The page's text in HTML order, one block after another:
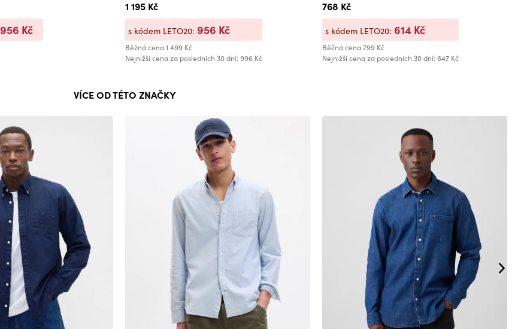
956 Kč
1 195 Kč
Běžná cena1 499 Kč
Nejnižší cena za posledních 30 dní: 996 Kč
s kódem LETO20: 956 Kč
768 Kč
Běžná cena799 Kč
Nejnižší cena za posledních 30 dní: 647 Kč
s kódem LETO20: 614 Kč
VÍCE OD TÉTO ZNAČKY